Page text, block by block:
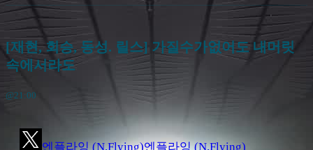
[재현, 회승, 동성. 릴스] 가질수가없어도 내머릿
속에서라도
@21:00
엔플라잉 (N.Flying)엔플라잉 (N.Flying)